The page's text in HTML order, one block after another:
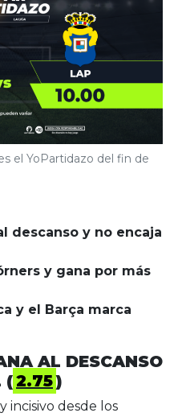
el YoPartidazo del fin de
descanso y no encaja
y gana por más
y el Barça marca
AL DESCANSO
(2.75)
incisivo desde los